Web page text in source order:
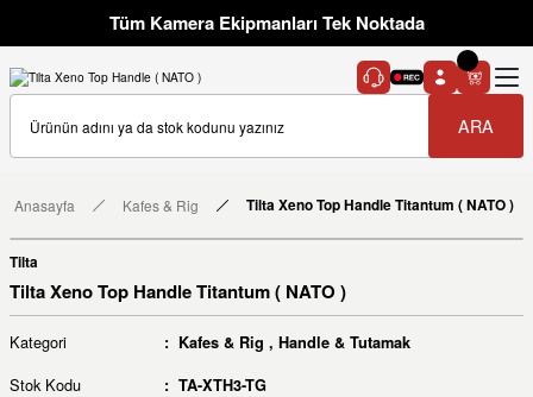
Tüm Kamera Ekipmanları Tek Noktada
ARA
Anasayfa Kafes & Rig Tilta Xeno Top Handle Titantum ( NATO )
Tilta
Tilta Xeno Top Handle Titantum ( NATO )
Kategori Kafes & Rig , Handle & Tutamak
Stok Kodu TA-XTH3-TG